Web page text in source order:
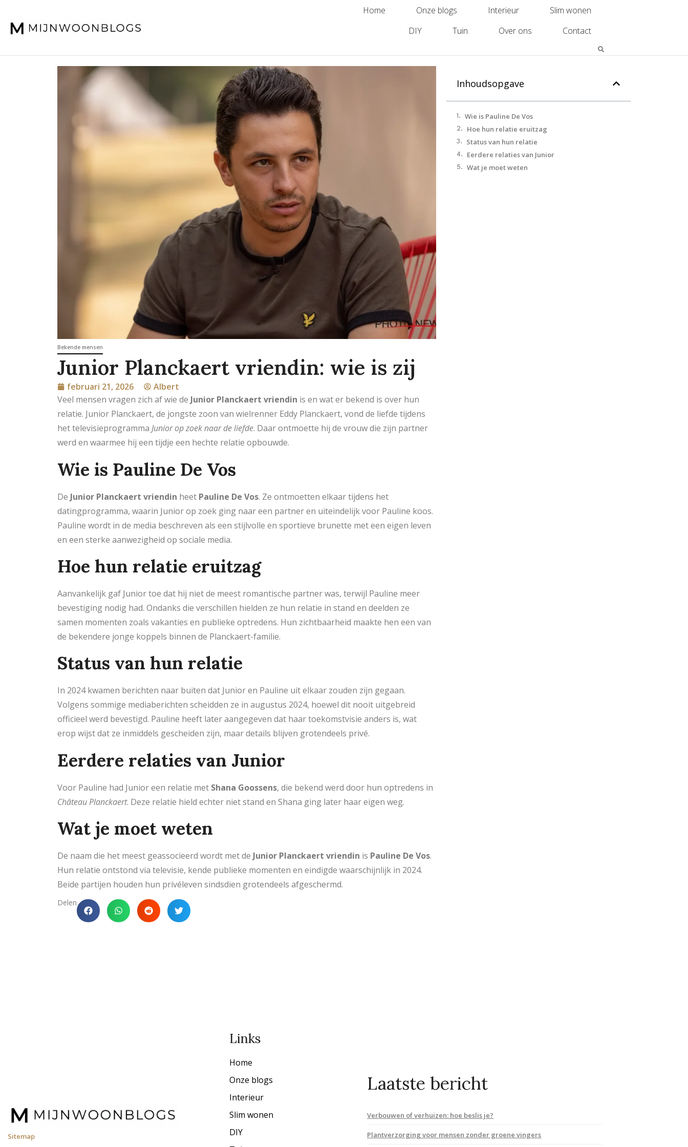
Home Onze blogs Interieur
Slim wonen
DIY
Tuin Over ons Contact
Bekende mensen
Junior Planckaert vriendin: wie is zij
februari 21, 2026
Albert
Veel mensen vragen zich af wie de Junior Planckaert vriendin is en wat er bekend is over hun
relatie. Junior Planckaert, de jongste zoon van wielrenner Eddy Planckaert, vond de liefde tijdens
het televisieprogramma Junior op zoek naar de liefde. Daar ontmoette hij de vrouw die zijn partner
werd en waarmee hij een tijdje een hechte relatie opbouwde.
Wie is Pauline De Vos
De Junior Planckaert vriendin heet Pauline De Vos. Ze ontmoetten elkaar tijdens het
datingprogramma, waarin Junior op zoek ging naar een partner en uiteindelijk voor Pauline koos.
Pauline wordt in de media beschreven als een stijlvolle en sportieve brunette met een eigen leven
en een sterke aanwezigheid op sociale media.
Hoe hun relatie eruitzag
Aanvankelijk gaf Junior toe dat hij niet de meest romantische partner was, terwijl Pauline meer
bevestiging nodig had. Ondanks die verschillen hielden ze hun relatie in stand en deelden ze
samen momenten zoals vakanties en publieke optredens. Hun zichtbaarheid maakte hen een van
de bekendere jonge koppels binnen de Planckaert-familie.
Status van hun relatie
In 2024 kwamen berichten naar buiten dat Junior en Pauline uit elkaar zouden zijn gegaan.
Volgens sommige mediaberichten scheidden ze in augustus 2024, hoewel dit nooit uitgebreid
officieel werd bevestigd. Pauline heeft later aangegeven dat haar toekomstvisie anders is, wat
erop wijst dat ze inmiddels gescheiden zijn, maar details blijven grotendeels privé.
Eerdere relaties van Junior
Voor Pauline had Junior een relatie met Shana Goossens, die bekend werd door hun optredens in
Château Planckaert. Deze relatie hield echter niet stand en Shana ging later haar eigen weg.
Wat je moet weten
De naam die het meest geassocieerd wordt met de Junior Planckaert vriendin is Pauline De Vos.
Hun relatie ontstond via televisie, kende publieke momenten en eindigde waarschijnlijk in 2024.
Beide partijen houden hun privéleven sindsdien grotendeels afgeschermd.
Delen
Inhoudsopgave
Wie is Pauline De Vos
Hoe hun relatie eruitzag
Status van hun relatie
Eerdere relaties van Junior
Wat je moet weten
Sitemap
Links
Home
Onze blogs
Interieur
Slim wonen
DIY
Laatste bericht
Verbouwen of verhuizen: hoe beslis je?
Plantverzorging voor mensen zonder groene vingers